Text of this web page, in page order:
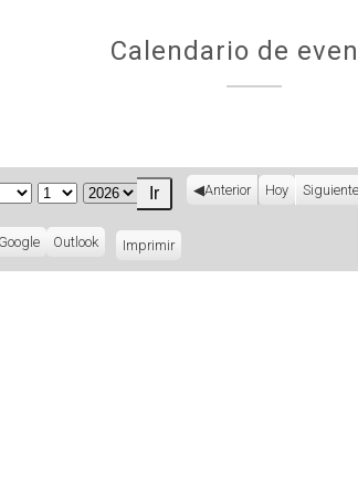
Calendario de
Anterior Hoy Siguiente
Subscribe
Google
Subscribe
Outlook ImprimirVistas